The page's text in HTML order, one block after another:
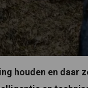
houden en daar